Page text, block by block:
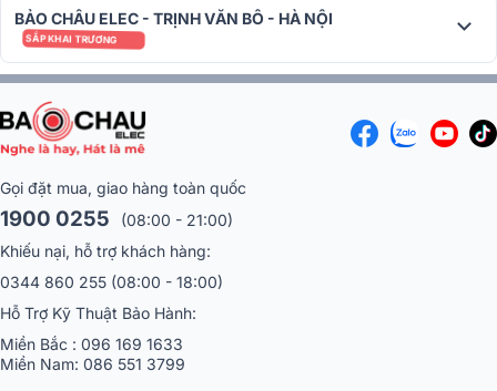
BẢO CHÂU ELEC - TRỊNH VĂN BÔ - HÀ NỘI
SẮP KHAI TRƯƠNG
Gọi đặt mua, giao hàng toàn quốc
1900 0255
(08:00 - 21:00)
Khiếu nại, hỗ trợ khách hàng:
0344 860 255 (08:00 - 18:00)
Hỗ Trợ Kỹ Thuật Bảo Hành:
Miền Bắc : 096 169 1633
Miền Nam: 086 551 3799